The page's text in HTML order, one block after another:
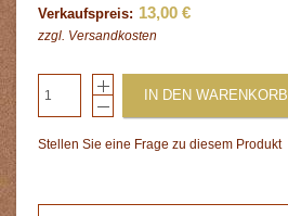
Verkaufspreis: 13,00 €
zzgl. Versandkosten
IN DEN WARENKORB
Stellen Sie eine Frage zu diesem Produkt